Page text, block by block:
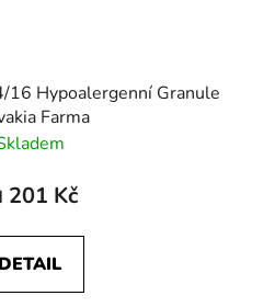
16 Hypoalergenní Granule
Farma
201 Kč
DETAIL